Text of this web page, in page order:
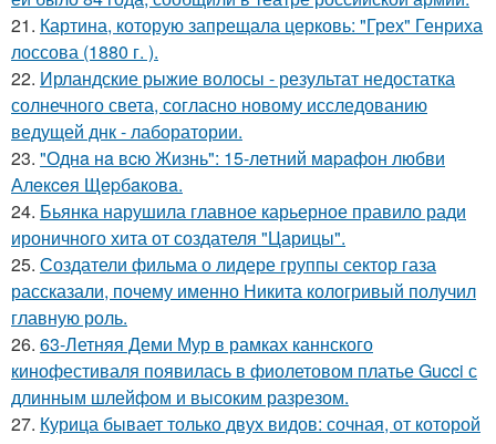
21. Картина, которую запрещала церковь: "Грех" Генриха
лоссова (1880 г. ).
22. Ирландские рыжие волосы - результат недостатка
солнечного света, согласно новому исследованию
ведущей днк - лаборатории.
23. "Однa нa вcю Жизнь": 15-лeтний мapaфoн любви
Алeкceя Щepбaкoвa.
24. Бьянка нарушила главное карьерное правило ради
ироничного хита от создателя "Царицы".
25. Создатели фильма о лидере группы сектор газа
рассказали, почему именно Никита кологривый получил
главную роль.
26. 63-Летняя Деми Мур в рамках каннского
кинофестиваля появилась в фиолетовом платье Gucci с
длинным шлейфом и высоким разрезом.
27. Курица бывает только двух видов: сочная, от которой